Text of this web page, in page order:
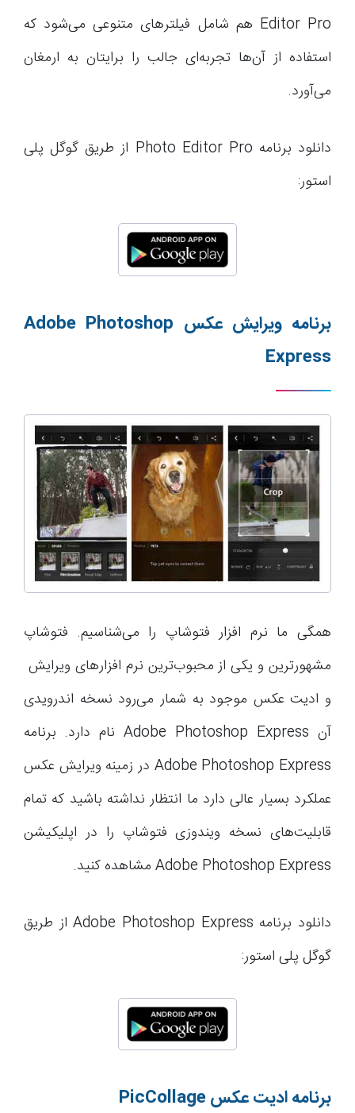
Editor Pro هم شامل فیلترهای متنوعی می‌شود که
استفاده از آن‌ها تجربه‌ای جالب را برایتان به ارمغان
می‌آورد.
دانلود برنامه Photo Editor Pro از طریق گوگل پلی
استور:
برنامه ویرایش عکس Adobe Photoshop
Express
همگی ما نرم افزار فتوشاپ را می‌شناسیم. فتوشاپ
مشهورترین و یکی از محبوب‌ترین نرم افزارهای ویرایش
و ادیت عکس موجود به شمار می‌رود نسخه اندرویدی
آن Adobe Photoshop Express نام دارد. برنامه
Adobe Photoshop Express در زمینه ویرایش عکس
عملکرد بسیار عالی دارد ما انتظار نداشته باشید که تمام
قابلیت‌های نسخه ویندوزی فتوشاپ را در اپلیکیشن
Adobe Photoshop Express مشاهده کنید.
دانلود برنامه Adobe Photoshop Express از طریق
گوگل پلی استور:
برنامه ادیت عکسPicCollage